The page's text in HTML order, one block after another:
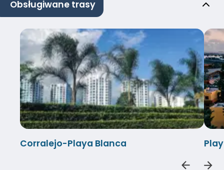
Obsługiwane trasy
Corralejo-Playa Blanca